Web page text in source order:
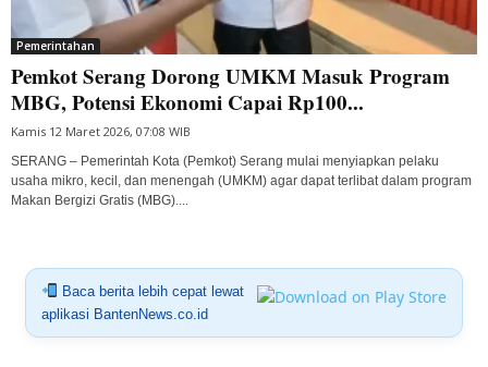
Pemerintahan
Pemkot Serang Dorong UMKM Masuk Program
MBG, Potensi Ekonomi Capai Rp100...
Kamis 12 Maret 2026, 07:08 WIB
SERANG – Pemerintah Kota (Pemkot) Serang mulai menyiapkan pelaku
usaha mikro, kecil, dan menengah (UMKM) agar dapat terlibat dalam program
Makan Bergizi Gratis (MBG)....
Baca berita lebih cepat lewat
aplikasi BantenNews.co.id